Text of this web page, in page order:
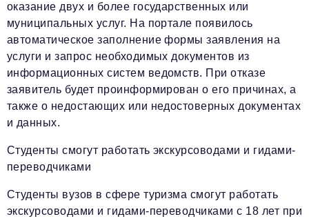
оказание двух и более государственных или
муниципальных услуг. На портале появилось
автоматическое заполнение формы заявления на
услуги и запрос необходимых документов из
информационных систем ведомств. При отказе
заявитель будет проинформирован о его причинах, а
также о недостающих или недостоверных документах
и данных.
Студенты смогут работать экскурсоводами и гидами-
переводчиками
Студенты вузов в сфере туризма смогут работать
экскурсоводами и гидами-переводчиками с 18 лет при